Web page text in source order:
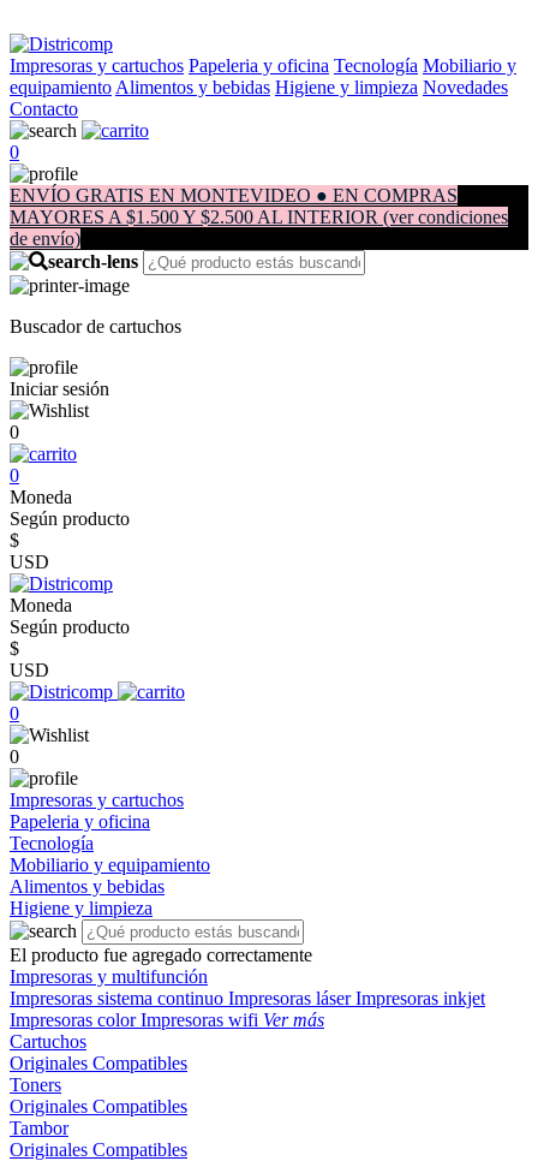
Impresoras y cartuchos Papeleria y oficina Tecnología Mobiliario y
equipamiento Alimentos y bebidas Higiene y limpieza Novedades
Contacto
0
ENVÍO GRATIS EN MONTEVIDEO ● EN COMPRAS
MAYORES A $1.500 Y $2.500 AL INTERIOR (ver condiciones
de envío)
Buscador de cartuchos
Iniciar sesión
0
0
Moneda
Según producto
$
USD
Moneda
Según producto
$
USD
0
0
Impresoras y cartuchos
Papeleria y oficina
Tecnología
Mobiliario y equipamiento
Alimentos y bebidas
Higiene y limpieza
El producto fue agregado correctamente
Impresoras y multifunción
Impresoras sistema continuo Impresoras láserImpresoras inkjet
Impresoras colorImpresoras wifi Ver más
Cartuchos
Originales Compatibles
Toners
Originales Compatibles
Tambor
Originales Compatibles